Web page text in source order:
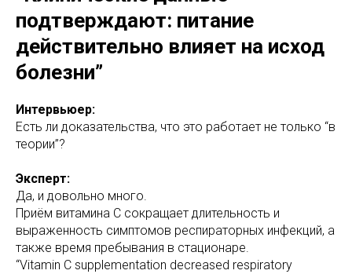
подтверждают: питание
действительно влияет на исход
болезни”
Интервьюер:
Есть ли доказательства, что это работает не только “в
теории”?
Эксперт:
Да, и довольно много.
Приём витамина C сокращает длительность и
выраженность симптомов респираторных инфекций, а
также время пребывания в стационаре.
“Vitamin C supplementation decreased respiratory